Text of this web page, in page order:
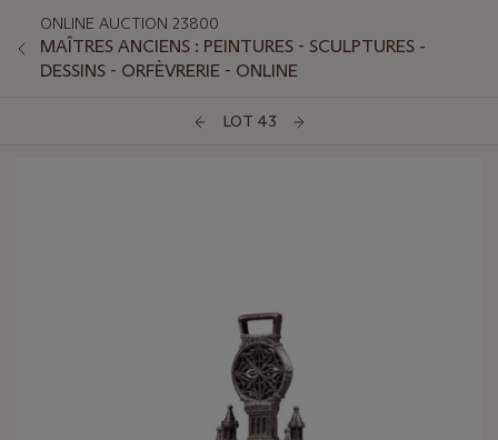
ONLINE AUCTION 23800
MAÎTRES ANCIENS : PEINTURES - SCULPTURES -
DESSINS - ORFÈVRERIE - ONLINE
LOT 43